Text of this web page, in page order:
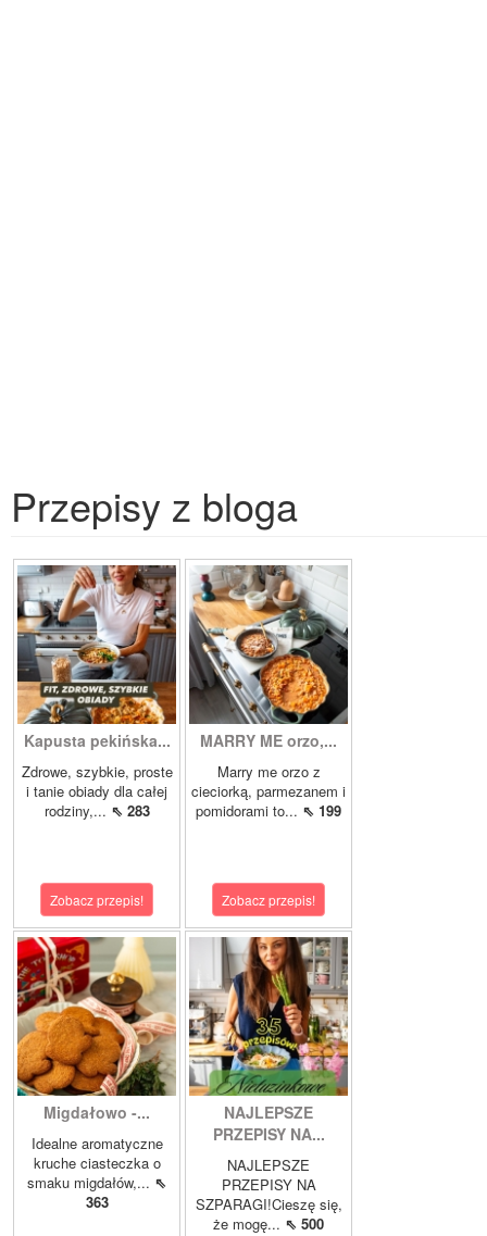
Przepisy z bloga
Kapusta pekińska...
Zdrowe, szybkie, proste
i tanie obiady dla całej
rodziny,... ⇖ 283
Zobacz przepis!
MARRY ME orzo,...
Marry me orzo z
cieciorką, parmezanem i
pomidorami to... ⇖ 199
Zobacz przepis!
Migdałowo -...
Idealne aromatyczne
kruche ciasteczka o
smaku migdałów,... ⇖
363
NAJLEPSZE
PRZEPISY NA...
NAJLEPSZE
PRZEPISY NA
SZPARAGI!Cieszę się,
że mogę... ⇖ 500